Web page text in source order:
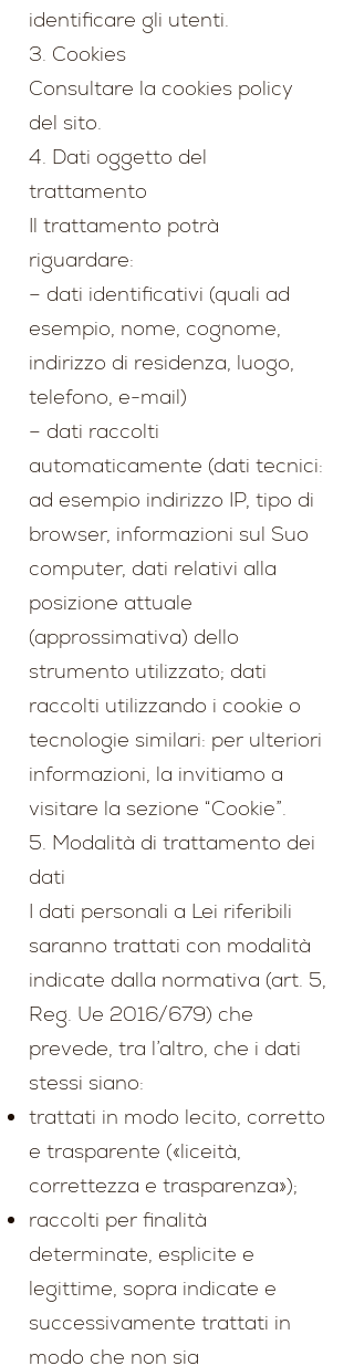
identificare gli utenti.
3. Cookies
Consultare la cookies policy
del sito.
4. Dati oggetto del
trattamento
Il trattamento potrà
riguardare:
– dati identificativi (quali ad
esempio, nome, cognome,
indirizzo di residenza, luogo,
telefono, e-mail)
– dati raccolti
automaticamente (dati tecnici:
ad esempio indirizzo IP, tipo di
browser, informazioni sul Suo
computer, dati relativi alla
posizione attuale
(approssimativa) dello
strumento utilizzato; dati
raccolti utilizzando i cookie o
tecnologie similari: per ulteriori
informazioni, la invitiamo a
visitare la sezione “Cookie”.
5. Modalità di trattamento dei
dati
I dati personali a Lei riferibili
saranno trattati con modalità
indicate dalla normativa (art. 5,
Reg. Ue 2016/679) che
prevede, tra l’altro, che i dati
stessi siano:
trattati in modo lecito, corretto
e trasparente («liceità,
correttezza e trasparenza»);
raccolti per finalità
determinate, esplicite e
legittime, sopra indicate e
successivamente trattati in
modo che non sia